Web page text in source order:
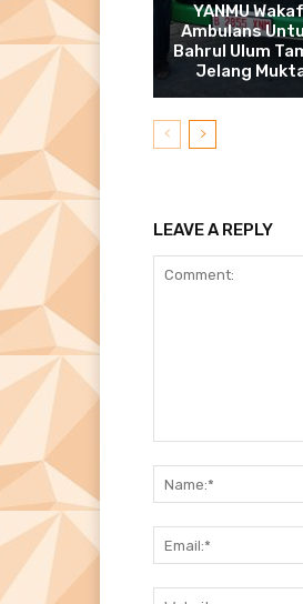
YANMU
Ambulans
Bahrul Ulum
Jelang
LEAVE A REPLY